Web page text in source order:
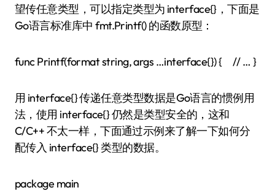
望传任意类型，可以指定类型为 interface{}，下面是
Go语言标准库中 fmt.Printf() 的函数原型：
func Printf(format string, args …interface{}) { // … }
用 interface{} 传递任意类型数据是Go语言的惯例用
法，使用 interface{} 仍然是类型安全的，这和
C/C++ 不太一样，下面通过示例来了解一下如何分
配传入 interface{} 类型的数据。
package main